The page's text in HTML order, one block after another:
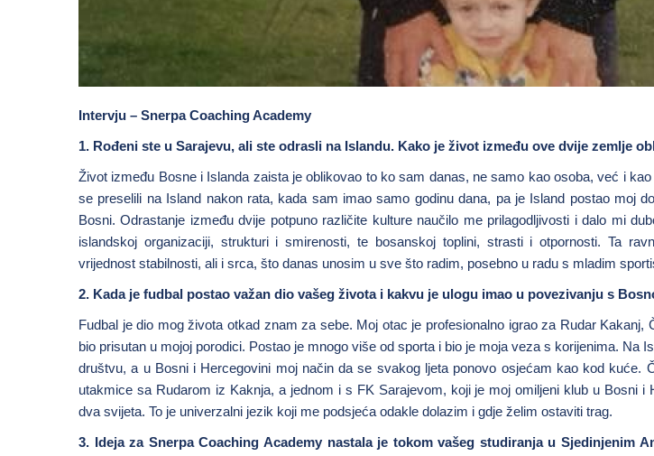
Intervju – Snerpa Coaching Academy
1. Rođeni ste u Sarajevu, ali ste odrasli na Islandu. Kako je život između ove dvije zemlje
Život između Bosne i Islanda zaista je oblikovao to ko sam danas, ne samo kao osoba, već i
se preselili na Island nakon rata, kada sam imao samo godinu dana, pa je Island postao moj
Bosni. Odrastanje između dvije potpuno različite kulture naučilo me prilagodljivosti i dalo mi
islandskoj organizaciji, strukturi i smirenosti, te bosanskoj toplini, strasti i otpornosti. Ta
vrijednost stabilnosti, ali i srca, što danas unosim u sve što radim, posebno u radu s mladim
2. Kada je fudbal postao važan dio vašeg života i kakvu je ulogu imao u povezivanju s
Fudbal je dio mog života otkad znam za sebe. Moj otac je profesionalno igrao za Rudar Kakanj,
bio prisutan u mojoj porodici. Postao je mnogo više od sporta i bio je moja veza s korijenima. Na
društvu, a u Bosni i Hercegovini moj način da se svakog ljeta ponovo osjećam kao kod kuće.
utakmice sa Rudarom iz Kaknja, a jednom i s FK Sarajevom, koji je moj omiljeni klub u Bosni i
dva svijeta. To je univerzalni jezik koji me podsjeća odakle dolazim i gdje želim ostaviti trag.
3. Ideja za Snerpa Coaching Academy nastala je tokom vašeg studiranja u Sjedinjenim